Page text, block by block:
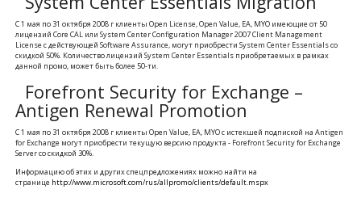
С 1 мая по 31 октября 2008 г клиенты Open License, Open Value, EA, MYO имеющие от 50
лицензий Core CAL или System Center Configuration Manager 2007 Client Management
License с действующей Software Assurance, могут приобрести System Center Essentials со
скидкой 50%. Количество лицензий System Center Essentials приобретаемых в рамках
данной промо, может быть более 50-ти.
Forefront Security for Exchange –
Antigen Renewal Promotion
С 1 мая по 31 октября 2008 г клиенты Open Value, EA, MYO с истекшей подпиской на Antigen
for Exchange могут приобрести текущую версию продукта - Forefront Security for Exchange
Server со скидкой 30%.
Информацию об этих и других спецпредложениях можно найти на
странице http://www.microsoft.com/rus/allpromo/clients/default.mspx